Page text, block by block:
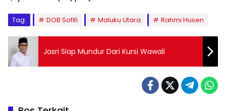
Tag: DOB Sofifi Maluku Utara Rahmi Husen
Jasri Siap Mundur Dari Kursi Wawali